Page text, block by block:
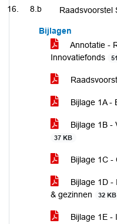
8.b Raadsvoorstel
Bijlagen
Annotatie -
Innovatiefonds
Bijlage 1A -
Bijlage 1B -
37 KB
Bijlage 1C -
Bijlage 1D -
& gezinnen
32 KB
Bijlage 1E -